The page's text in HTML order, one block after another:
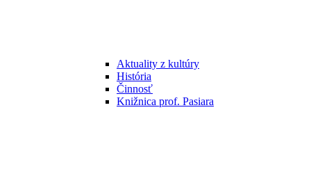
Aktuality z kultúry
História
Činnosť
Knižnica prof. Pasiara